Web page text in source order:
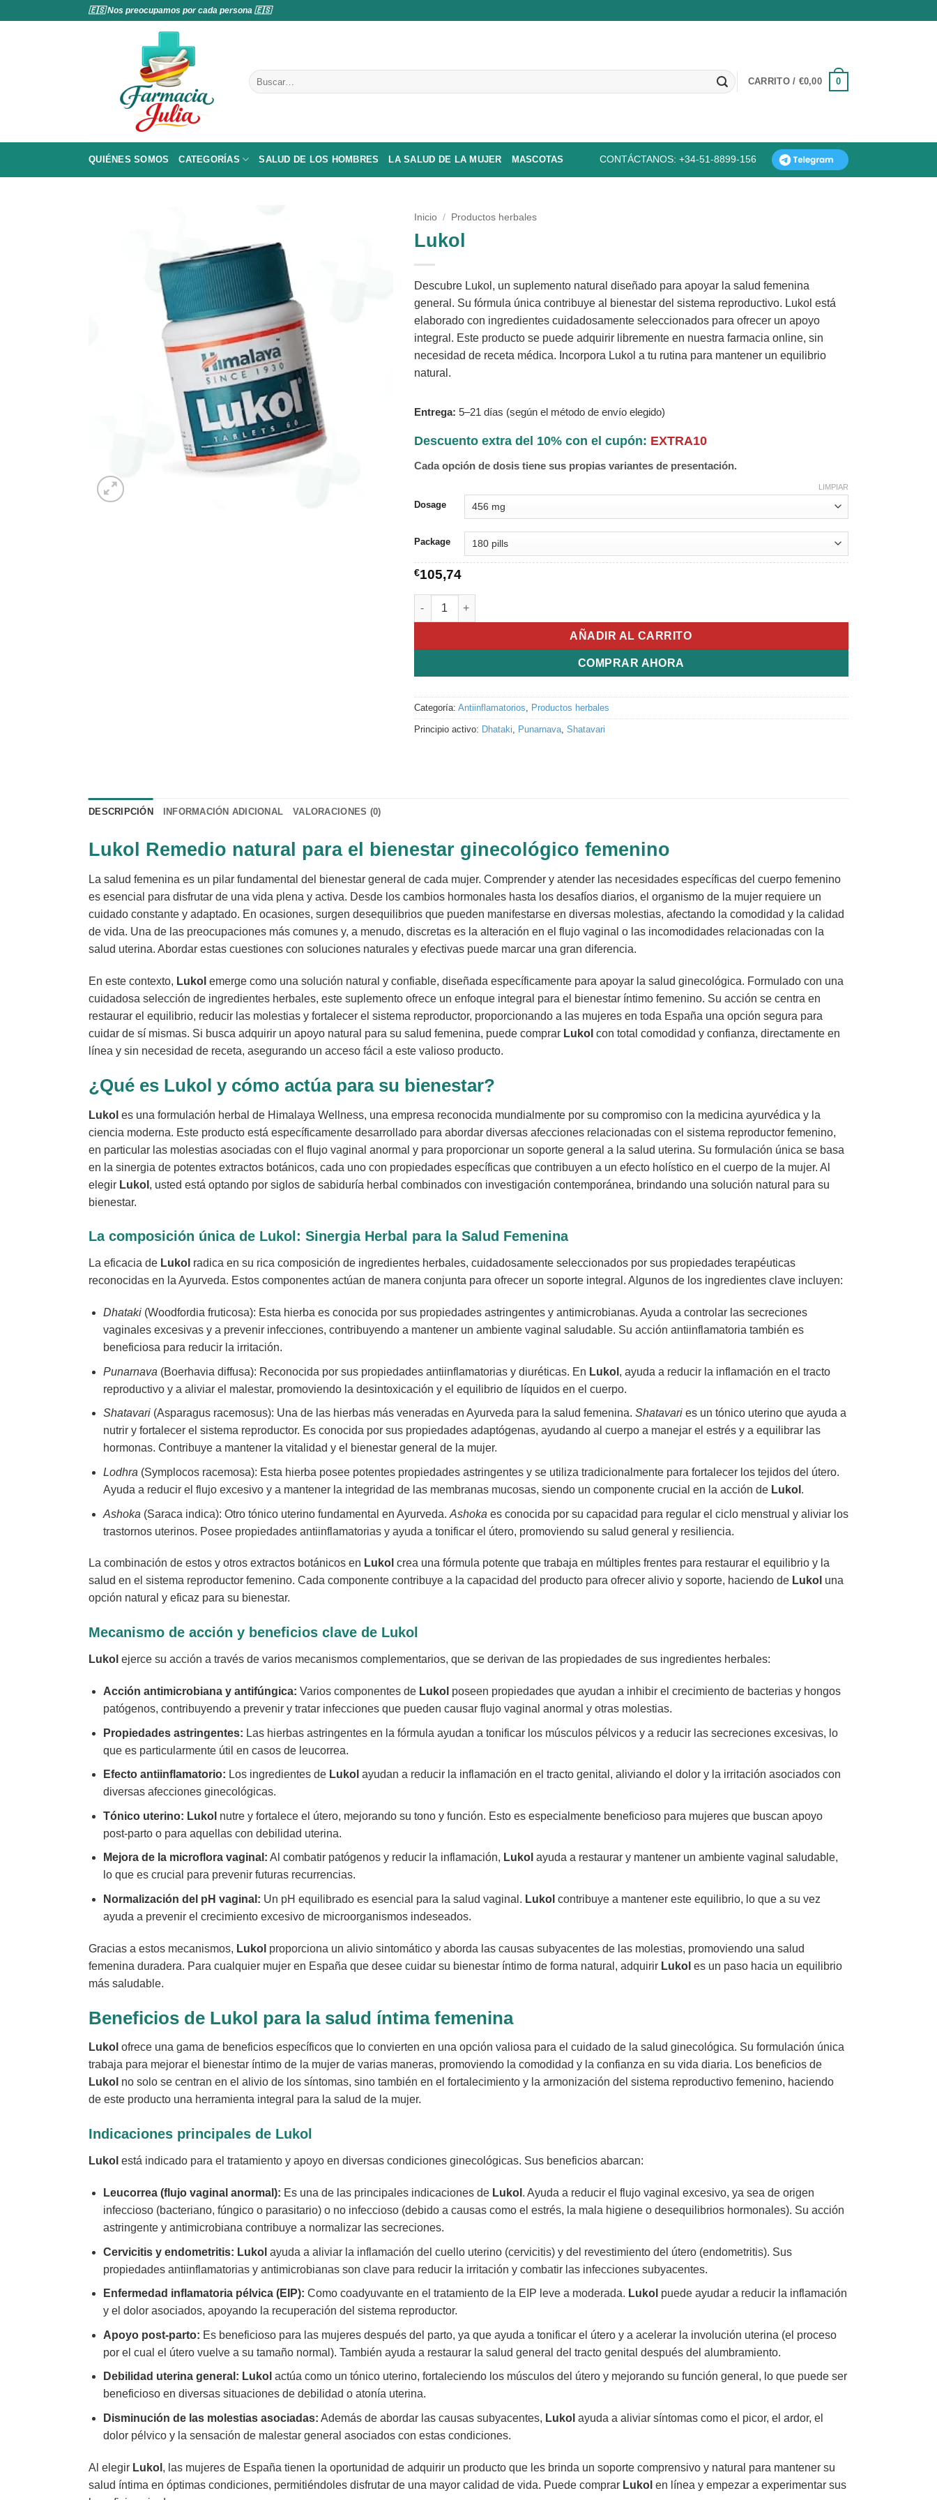
🇪🇸 Nos preocupamos por cada persona 🇪🇸
Buscar
por:
CARRITO / €0,00 0
QUIÉNES SOMOS CATEGORÍAS SALUD DE LOS HOMBRES LA SALUD DE LA MUJER MASCOTAS CONTÁCTANOS: +34-51-8899-156
Inicio / Productos herbales
Lukol
Descubre Lukol, un suplemento natural diseñado para apoyar la salud femenina
general. Su fórmula única contribuye al bienestar del sistema reproductivo. Lukol está
elaborado con ingredientes cuidadosamente seleccionados para ofrecer un apoyo
integral. Este producto se puede adquirir libremente en nuestra farmacia online, sin
necesidad de receta médica. Incorpora Lukol a tu rutina para mantener un equilibrio
natural.
Entrega: 5–21 días (según el método de envío elegido)
Descuento extra del 10% con el cupón: EXTRA10
Cada opción de dosis tiene sus propias variantes de presentación.
Dosage
Package
LIMPIAR
€105,74
Lukol cantidad
AÑADIR AL CARRITO
COMPRAR AHORA
Categoría: Antiinflamatorios Productos herbales
Principio activo: Dhataki Punarnava, Shatavari
DESCRIPCIÓN INFORMACIÓN ADICIONAL VALORACIONES (0)
Lukol Remedio natural para el bienestar ginecológico femenino
La salud femenina es un pilar fundamental del bienestar general de cada mujer. Comprender y atender las necesidades específicas del cuerpo femenino
es esencial para disfrutar de una vida plena y activa. Desde los cambios hormonales hasta los desafíos diarios, el organismo de la mujer requiere un
cuidado constante y adaptado. En ocasiones, surgen desequilibrios que pueden manifestarse en diversas molestias, afectando la comodidad y la calidad
de vida. Una de las preocupaciones más comunes y, a menudo, discretas es la alteración en el flujo vaginal o las incomodidades relacionadas con la
salud uterina. Abordar estas cuestiones con soluciones naturales y efectivas puede marcar una gran diferencia.
En este contexto, Lukol emerge como una solución natural y confiable, diseñada específicamente para apoyar la salud ginecológica. Formulado con una
cuidadosa selección de ingredientes herbales, este suplemento ofrece un enfoque integral para el bienestar íntimo femenino. Su acción se centra en
restaurar el equilibrio, reducir las molestias y fortalecer el sistema reproductor, proporcionando a las mujeres en toda España una opción segura para
cuidar de sí mismas. Si busca adquirir un apoyo natural para su salud femenina, puede comprar Lukol con total comodidad y confianza, directamente en
línea y sin necesidad de receta, asegurando un acceso fácil a este valioso producto.
¿Qué es Lukol y cómo actúa para su bienestar?
Lukol es una formulación herbal de Himalaya Wellness, una empresa reconocida mundialmente por su compromiso con la medicina ayurvédica y la
ciencia moderna. Este producto está específicamente desarrollado para abordar diversas afecciones relacionadas con el sistema reproductor femenino,
en particular las molestias asociadas con el flujo vaginal anormal y para proporcionar un soporte general a la salud uterina. Su formulación única se basa
en la sinergia de potentes extractos botánicos, cada uno con propiedades específicas que contribuyen a un efecto holístico en el cuerpo de la mujer. Al
elegir Lukol , usted está optando por siglos de sabiduría herbal combinados con investigación contemporánea, brindando una solución natural para su
bienestar.
La composición única de Lukol : Sinergia Herbal para la Salud Femenina
La eficacia de Lukol radica en su rica composición de ingredientes herbales, cuidadosamente seleccionados por sus propiedades terapéuticas
reconocidas en la Ayurveda. Estos componentes actúan de manera conjunta para ofrecer un soporte integral. Algunos de los ingredientes clave incluyen:
Dhataki(Woodfordia fruticosa): Esta hierba es conocida por sus propiedades astringentes y antimicrobianas. Ayuda a controlar las secreciones
vaginales excesivas y a prevenir infecciones, contribuyendo a mantener un ambiente vaginal saludable. Su acción antiinflamatoria también es
beneficiosa para reducir la irritación.
Punarnava (Boerhavia diffusa): Reconocida por sus propiedades antiinflamatorias y diuréticas. En Lukol , ayuda a reducir la inflamación en el tracto
reproductivo y a aliviar el malestar, promoviendo la desintoxicación y el equilibrio de líquidos en el cuerpo.
Shatavari(Asparagus racemosus): Una de las hierbas más veneradas en Ayurveda para la salud femenina. Shatavaries un tónico uterino que ayuda a
nutrir y fortalecer el sistema reproductor. Es conocida por sus propiedades adaptógenas, ayudando al cuerpo a manejar el estrés y a equilibrar las
hormonas. Contribuye a mantener la vitalidad y el bienestar general de la mujer.
Lodhra (Symplocos racemosa): Esta hierba posee potentes propiedades astringentes y se utiliza tradicionalmente para fortalecer los tejidos del útero.
Ayuda a reducir el flujo excesivo y a mantener la integridad de las membranas mucosas, siendo un componente crucial en la acción de Lukol .
Ashoka (Saraca indica): Otro tónico uterino fundamental en Ayurveda. Ashoka es conocida por su capacidad para regular el ciclo menstrual y aliviar los
trastornos uterinos. Posee propiedades antiinflamatorias y ayuda a tonificar el útero, promoviendo su salud general y resiliencia.
La combinación de estos y otros extractos botánicos en Lukol crea una fórmula potente que trabaja en múltiples frentes para restaurar el equilibrio y la
salud en el sistema reproductor femenino. Cada componente contribuye a la capacidad del producto para ofrecer alivio y soporte, haciendo de Lukol una
opción natural y eficaz para su bienestar.
Mecanismo de acción y beneficios clave de Lukol
Lukol ejerce su acción a través de varios mecanismos complementarios, que se derivan de las propiedades de sus ingredientes herbales:
Acción antimicrobiana y antifúngica: Varios componentes de Lukol poseen propiedades que ayudan a inhibir el crecimiento de bacterias y hongos
patógenos, contribuyendo a prevenir y tratar infecciones que pueden causar flujo vaginal anormal y otras molestias.
Propiedades astringentes: Las hierbas astringentes en la fórmula ayudan a tonificar los músculos pélvicos y a reducir las secreciones excesivas, lo
que es particularmente útil en casos de leucorrea.
Efecto antiinflamatorio: Los ingredientes de Lukol ayudan a reducir la inflamación en el tracto genital, aliviando el dolor y la irritación asociados con
diversas afecciones ginecológicas.
Tónico uterino: Lukol nutre y fortalece el útero, mejorando su tono y función. Esto es especialmente beneficioso para mujeres que buscan apoyo
post-parto o para aquellas con debilidad uterina.
Mejora de la microflora vaginal: Al combatir patógenos y reducir la inflamación, Lukol ayuda a restaurar y mantener un ambiente vaginal saludable,
lo que es crucial para prevenir futuras recurrencias.
Normalización del pH vaginal: Un pH equilibrado es esencial para la salud vaginal. Lukol contribuye a mantener este equilibrio, lo que a su vez
ayuda a prevenir el crecimiento excesivo de microorganismos indeseados.
Gracias a estos mecanismos, Lukol proporciona un alivio sintomático y aborda las causas subyacentes de las molestias, promoviendo una salud
femenina duradera. Para cualquier mujer en España que desee cuidar su bienestar íntimo de forma natural, adquirir Lukol es un paso hacia un equilibrio
más saludable.
Beneficios de Lukol para la salud íntima femenina
Lukol ofrece una gama de beneficios específicos que lo convierten en una opción valiosa para el cuidado de la salud ginecológica. Su formulación única
trabaja para mejorar el bienestar íntimo de la mujer de varias maneras, promoviendo la comodidad y la confianza en su vida diaria. Los beneficios de
Lukol no solo se centran en el alivio de los síntomas, sino también en el fortalecimiento y la armonización del sistema reproductivo femenino, haciendo
de este producto una herramienta integral para la salud de la mujer.
Indicaciones principales de Lukol
Lukol está indicado para el tratamiento y apoyo en diversas condiciones ginecológicas. Sus beneficios abarcan:
Leucorrea (flujo vaginal anormal): Es una de las principales indicaciones de Lukol . Ayuda a reducir el flujo vaginal excesivo, ya sea de origen
infeccioso (bacteriano, fúngico o parasitario) o no infeccioso (debido a causas como el estrés, la mala higiene o desequilibrios hormonales). Su acción
astringente y antimicrobiana contribuye a normalizar las secreciones.
Cervicitis y endometritis: Lukol ayuda a aliviar la inflamación del cuello uterino (cervicitis) y del revestimiento del útero (endometritis). Sus
propiedades antiinflamatorias y antimicrobianas son clave para reducir la irritación y combatir las infecciones subyacentes.
Enfermedad inflamatoria pélvica (EIP): Como coadyuvante en el tratamiento de la EIP leve a moderada. Lukol puede ayudar a reducir la inflamación
y el dolor asociados, apoyando la recuperación del sistema reproductor.
Apoyo post-parto: Es beneficioso para las mujeres después del parto, ya que ayuda a tonificar el útero y a acelerar la involución uterina (el proceso
por el cual el útero vuelve a su tamaño normal). También ayuda a restaurar la salud general del tracto genital después del alumbramiento.
Debilidad uterina general: Lukol actúa como un tónico uterino, fortaleciendo los músculos del útero y mejorando su función general, lo que puede ser
beneficioso en diversas situaciones de debilidad o atonía uterina.
Disminución de las molestias asociadas: Además de abordar las causas subyacentes, Lukol ayuda a aliviar síntomas como el picor, el ardor, el
dolor pélvico y la sensación de malestar general asociados con estas condiciones.
Al elegir Lukol , las mujeres de España tienen la oportunidad de adquirir un producto que les brinda un soporte comprensivo y natural para mantener su
salud íntima en óptimas condiciones, permitiéndoles disfrutar de una mayor calidad de vida. Puede comprar Lukol en línea y empezar a experimentar sus